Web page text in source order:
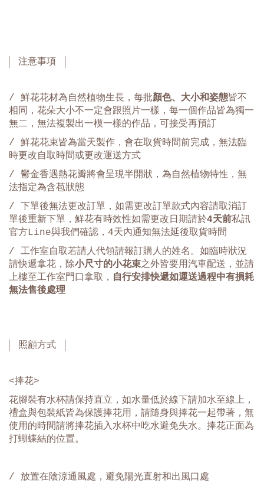
注意事項
/ 鮮花花材為自然植物生長，每批顏色、大小和姿態皆不
相同，花朵大小不一定會跟照片一樣，每一個作品皆為獨一
無二，無法複製出一模一樣的作品，可接受再預訂
/ 鮮花花束皆為當天製作，會在取貨時間前完成，無法臨
時更改自取時間或更改運送方式
/ 鬱金香遇熱花瓣將會呈現半開狀，為自然植物特性，無
法指定為含苞狀態
/ 下單後無法更改訂單，如需更改訂單款式內容請取消訂
單後重新下單，鮮花有時效性如需更改日期請於4天前私訊
官方Line與我們確認，4天內通知無法延後取貨時間
/ 工作室自取若請人代領請報訂購人的姓名。如臨時狀況
請快遞拿花，除小尺寸的小花束之外皆要用汽車配送，並請
上樓至工作室門口拿取， 自行安排快遞如運送過程中有損耗
無法售後處理
照顧方式
<捧花>
花腳裝有水杯請保持直立，如水量低於線下請加水至線上，
禮盒與包裝紙皆為保護捧花用，請隨身與捧花一起帶著，無
使用的時間請將捧花插入水杯中吃水避免失水。捧花正面為
打蝴蝶結的位置。
/ 放置在陰涼通風處，避免陽光直射和出風口處